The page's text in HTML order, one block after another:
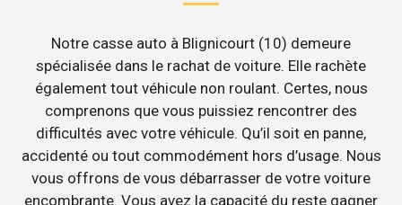
Notre casse auto à Blignicourt (10) demeure
spécialisée dans le rachat de voiture. Elle rachète
également tout véhicule non roulant. Certes, nous
comprenons que vous puissiez rencontrer des
difficultés avec votre véhicule. Qu’il soit en panne,
accidenté ou tout commodément hors d’usage. Nous
vous offrons de vous débarrasser de votre voiture
encombrante. Vous avez la capacité du reste gagner